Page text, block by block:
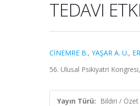
TEDAVI
CİNEMRE B., YAŞAR A. U.,
56. Ulusal Psikiyatri
Yayın Türü: Bildiri / Özet